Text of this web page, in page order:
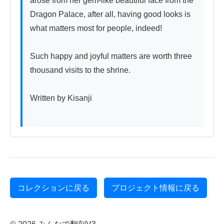
Dragon Palace, after all, having good looks is
what matters most for people, indeed!
Such happy and joyful matters are worth three
thousand visits to the shrine.
Written by Kisanji
コレクションに戻る プロジェクト情報に戻る